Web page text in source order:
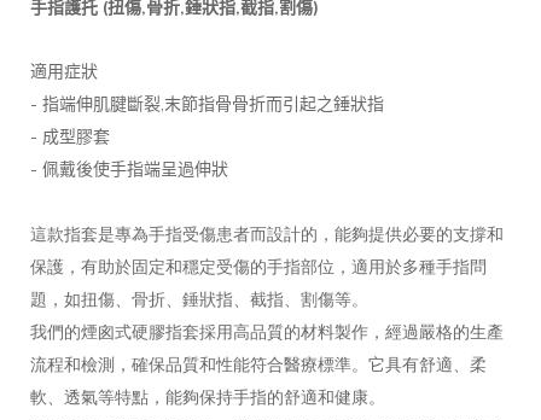
手指護托 (扭傷,骨折,錘狀指,截指,割傷)
適用症狀
- 指端伸肌腱斷裂,末節指骨骨折而引起之錘狀指
- 成型膠套
- 佩戴後使手指端呈過伸狀
這款指套是專為手指受傷患者而設計的，能夠提供必要的支撐和
保護，有助於固定和穩定受傷的手指部位，適用於多種手指問
題，如扭傷、骨折、錘狀指、截指、割傷等。
我們的煙囪式硬膠指套採用高品質的材料製作，經過嚴格的生產
流程和檢測，確保品質和性能符合醫療標準。它具有舒適、柔
軟、透氣等特點，能夠保持手指的舒適和健康。